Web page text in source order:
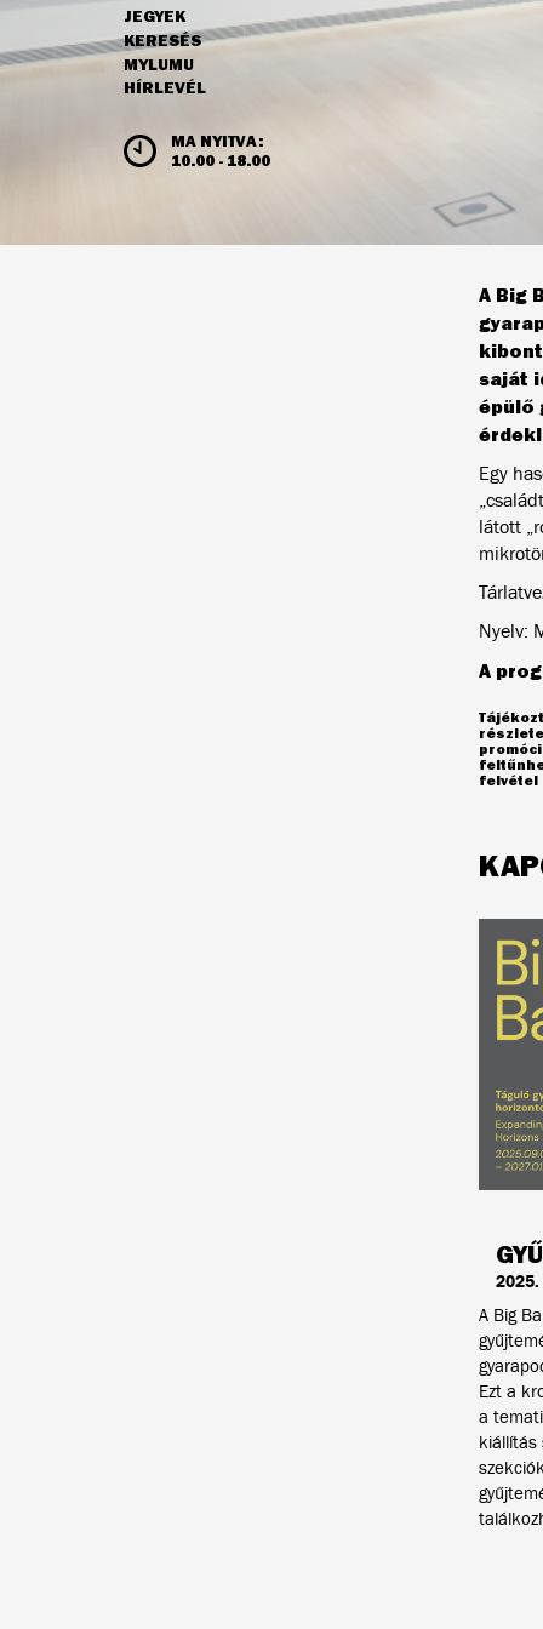
NAVIGÁCIÓ
JEGYEK
KERESÉS
MYLUMU
HÍRLEVÉL
MA NYITVA:
10.00 - 18.00
NYITVATARTÁS ÉS JEGYÁRAK
A Big
saját
épülő
Egy
látott
Nyelv:
A
felvétel
2025.
A Big
Ezt a
a
kiállítás